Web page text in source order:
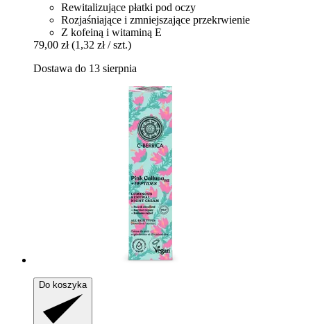
Rewitalizujące płatki pod oczy
Rozjaśniające i zmniejszające przekrwienie
Z kofeiną i witaminą E
79,00 zł (1,32 zł / szt.)
Dostawa do 13 sierpnia
Do koszyka